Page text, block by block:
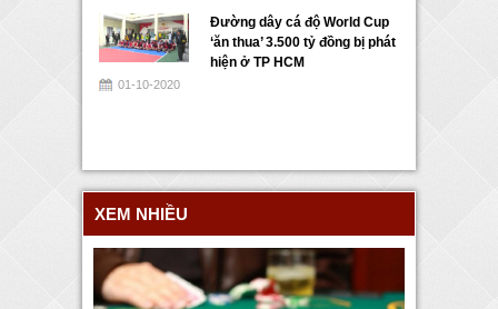
Đường dây cá độ World Cup
‘ăn thua’ 3.500 tỷ đồng bị phát
hiện ở TP HCM
01-10-2020
XEM NHIỀU